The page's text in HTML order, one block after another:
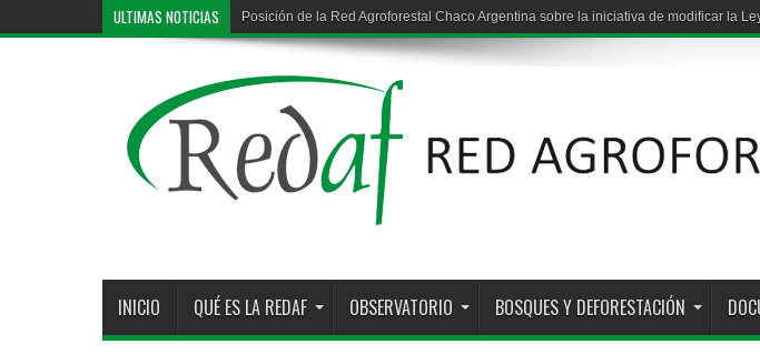
ULTIMAS NOTICIAS Posición de la Red Agroforestal Chaco Argentina sobre la iniciativa de modificar la
INICIO QUÉ ES LA REDAF OBSERVATORIO BOSQUES Y DEFORESTACIÓN